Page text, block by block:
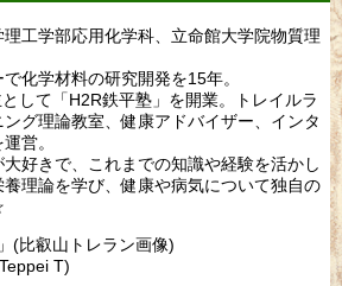
工学部応用化学科、立命館大学院物質理
化学材料の研究開発を15年。
して「H2R鉄平塾」を開業。トレイルラ
グ理論教室、健康アドバイザー、インタ
営。
好きで、これまでの知識や経験を活かし
理論を学び、健康や病気について独自の
(比叡山トレラン画像)
T)